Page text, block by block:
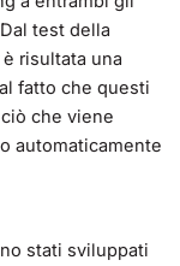
test della
risultata una
fatto che questi
che viene
automaticamente
stati sviluppati